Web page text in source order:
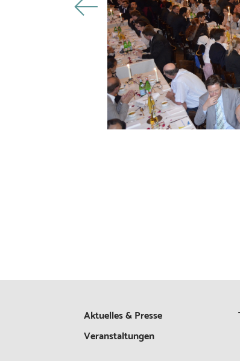
Aktuelles & Presse
Veranstaltungen